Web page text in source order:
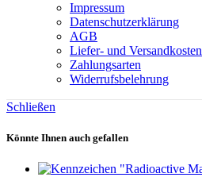
Impressum
Datenschutzerklärung
AGB
Liefer- und Versandkosten
Zahlungsarten
Widerrufsbelehrung
Schließen
Könnte Ihnen auch gefallen